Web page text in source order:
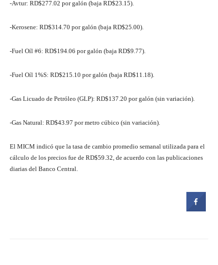
-Avtur: RD$277.02 por galón (baja RD$23.15).
-Kerosene: RD$314.70 por galón (baja RD$25.00).
-Fuel Oíl #6: RD$194.06 por galón (baja RD$9.77).
-Fuel Oíl 1%S: RD$215.10 por galón (baja RD$11.18).
-Gas Licuado de Petróleo (GLP): RD$137.20 por galón (sin variación).
-Gas Natural: RD$43.97 por metro cúbico (sin variación).
El MICM indicó que la tasa de cambio promedio semanal utilizada para el
cálculo de los precios fue de RD$59.32, de acuerdo con las publicaciones
diarias del Banco Central.